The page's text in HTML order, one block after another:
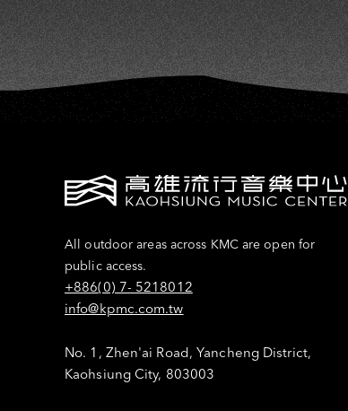
All outdoor areas across KMC are open for
public access.
+886(0) 7- 5218012
info@kpmc.com.tw
No. 1, Zhen'ai Road, Yancheng District,
Kaohsiung City, 803003